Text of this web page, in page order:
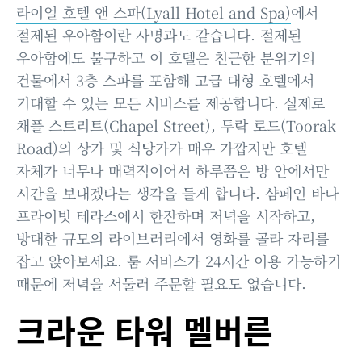
라이얼 호텔 앤 스파(Lyall Hotel and Spa)에서
절제된 우아함이란 사명과도 같습니다. 절제된
우아함에도 불구하고 이 호텔은 친근한 분위기의
건물에서 3층 스파를 포함해 고급 대형 호텔에서
기대할 수 있는 모든 서비스를 제공합니다. 실제로
채플 스트리트(Chapel Street), 투락 로드(Toorak
Road)의 상가 및 식당가가 매우 가깝지만 호텔
자체가 너무나 매력적이어서 하루쯤은 방 안에서만
시간을 보내겠다는 생각을 들게 합니다. 샴페인 바나
프라이빗 테라스에서 한잔하며 저녁을 시작하고,
방대한 규모의 라이브러리에서 영화를 골라 자리를
잡고 앉아보세요. 룸 서비스가 24시간 이용 가능하기
때문에 저녁을 서둘러 주문할 필요도 없습니다.
크라운 타워 멜버른